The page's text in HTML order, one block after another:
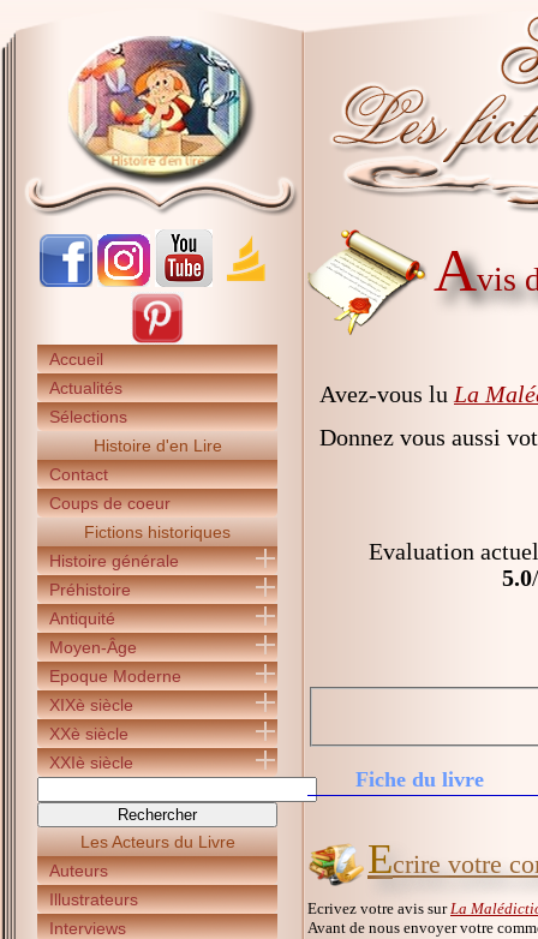
Accueil
Actualités
Sélections
Histoire d'en Lire
Contact
Coups de coeur
Fictions historiques
Histoire générale
Préhistoire
Antiquité
Moyen-Âge
Epoque Moderne
XIXè siècle
XXè siècle
XXIè siècle
Les Acteurs du Livre
Auteurs
Illustrateurs
Interviews
Avis
Avez-vous lu La
Donnez vous aussi
Evaluation
5.0
Fiche du livre
Ecrire votre
Ecrivez votre avis sur La
Avant de nous envoyer votre